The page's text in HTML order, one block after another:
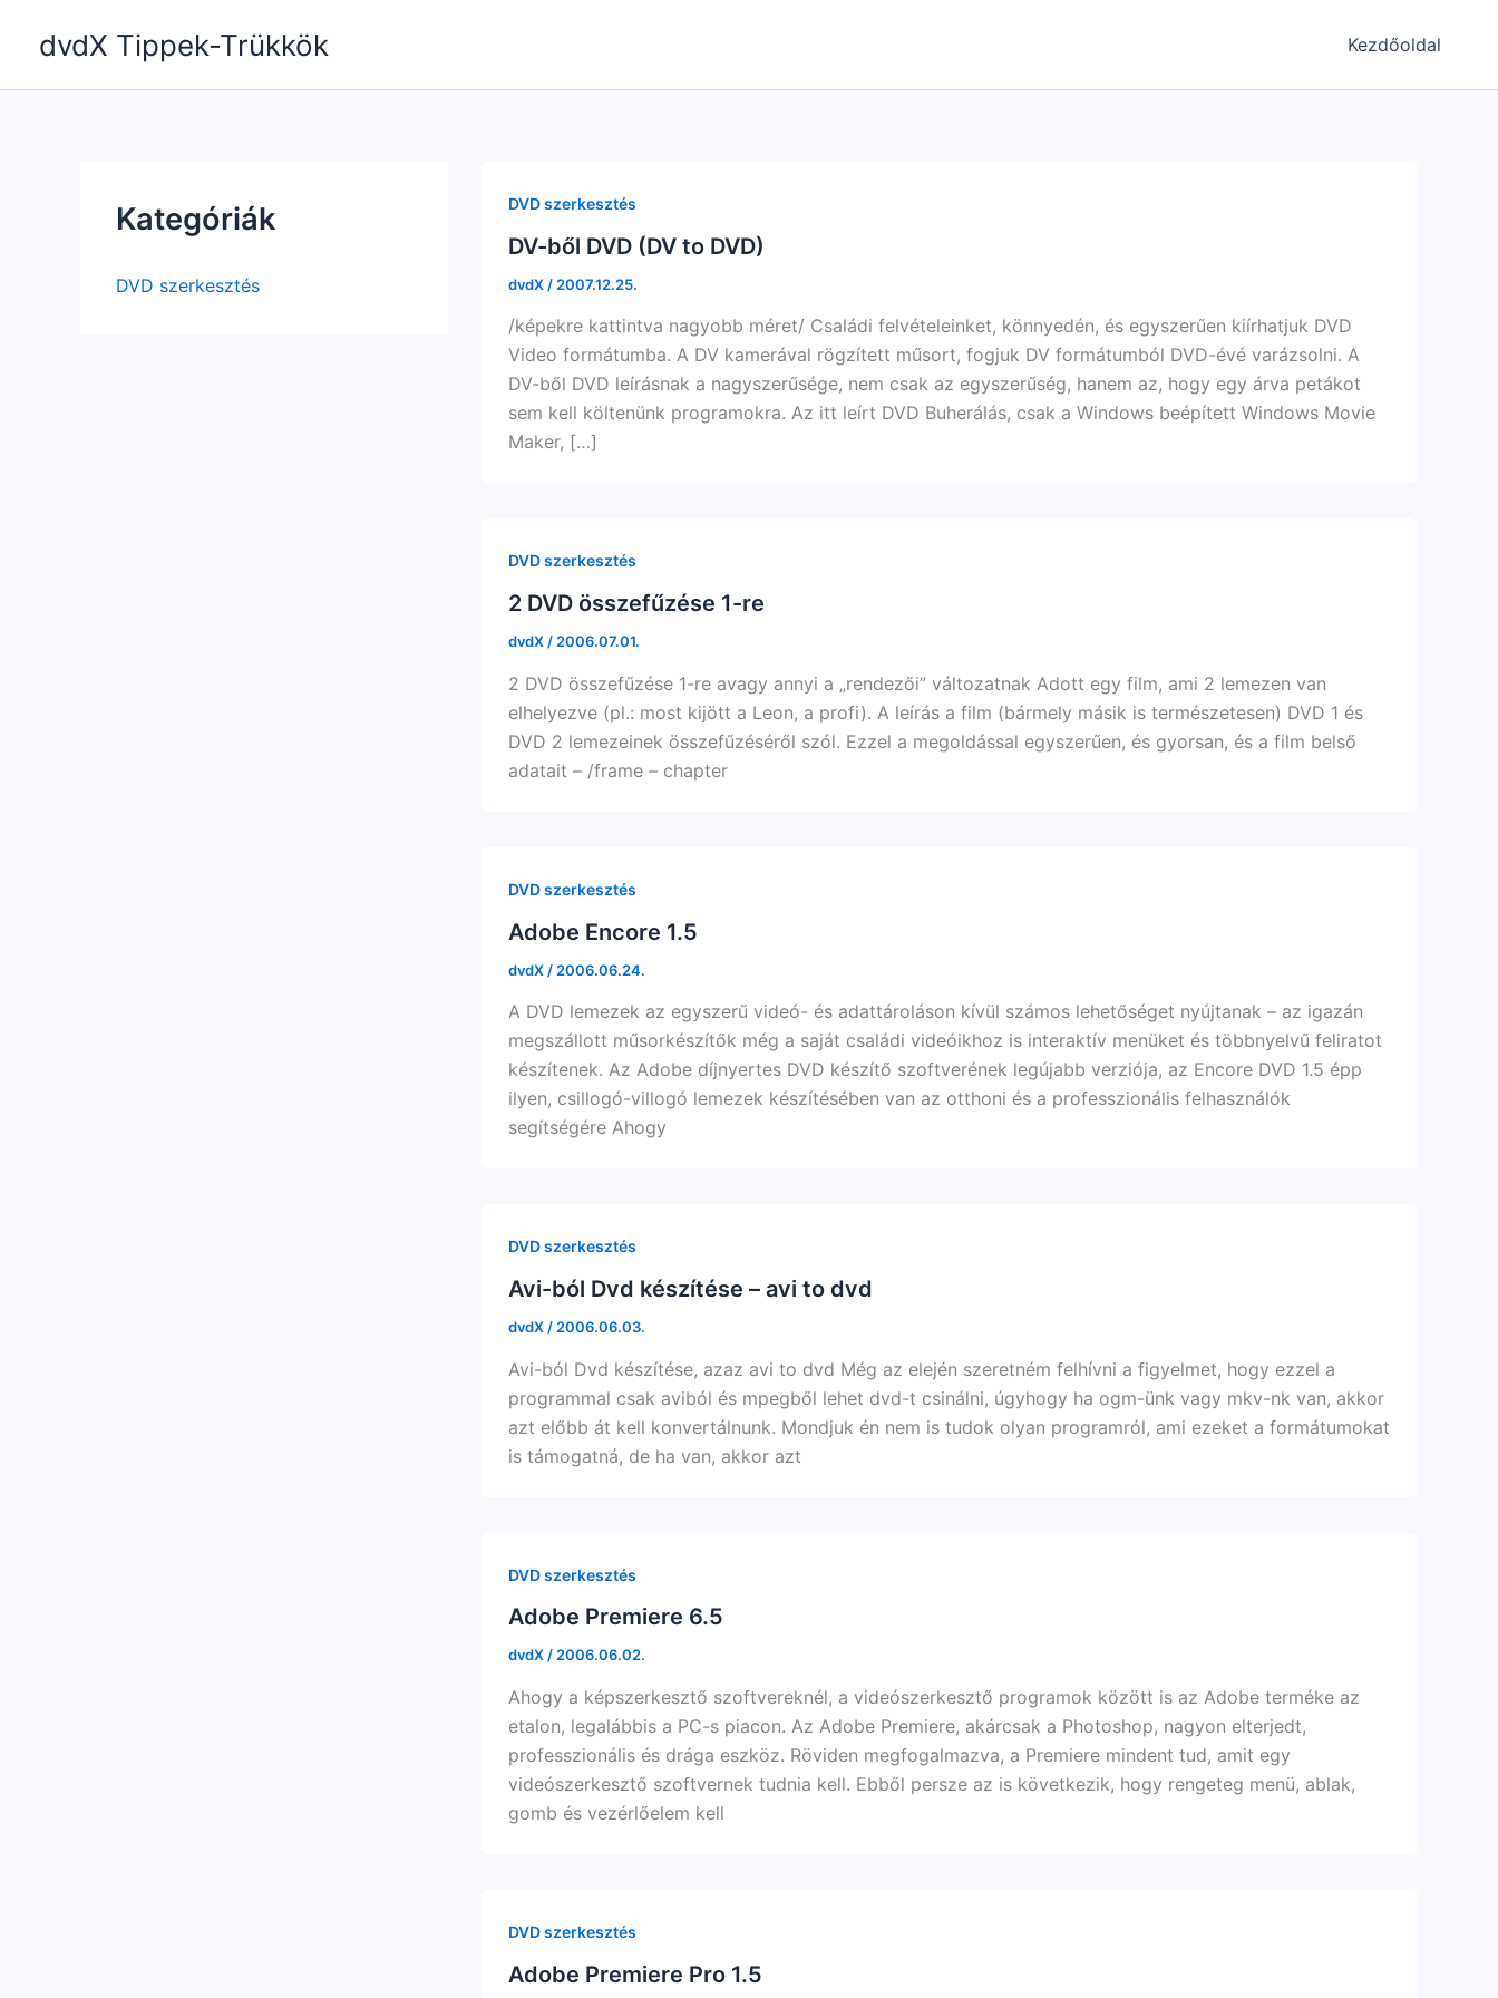
dvdX Tippek-Trükkök Kezdőoldal
Kategóriák
DVD szerkesztés
DVD szerkesztés
DV-ből DVD (DV to DVD)
dvdX / 2007.12.25.
/képekre kattintva nagyobb méret/ Családi felvételeinket, könnyedén, és egyszerűen kiírhatjuk DVD
Video formátumba. A DV kamerával rögzített műsort, fogjuk DV formátumból DVD-évé varázsolni. A
DV-ből DVD leírásnak a nagyszerűsége, nem csak az egyszerűség, hanem az, hogy egy árva petákot
sem kell költenünk programokra. Az itt leírt DVD Buherálás, csak a Windows beépített Windows Movie
Maker, […]
DVD szerkesztés
2 DVD összefűzése 1-re
dvdX / 2006.07.01.
2 DVD összefűzése 1-re avagy annyi a „rendezői” változatnak Adott egy film, ami 2 lemezen van
elhelyezve (pl.: most kijött a Leon, a profi). A leírás a film (bármely másik is természetesen) DVD 1 és
DVD 2 lemezeinek összefűzéséről szól. Ezzel a megoldással egyszerűen, és gyorsan, és a film belső
adatait – /frame – chapter
DVD szerkesztés
Adobe Encore 1.5
dvdX / 2006.06.24.
A DVD lemezek az egyszerű videó- és adattároláson kívül számos lehetőséget nyújtanak – az igazán
megszállott műsorkészítők még a saját családi videóikhoz is interaktív menüket és többnyelvű feliratot
készítenek. Az Adobe díjnyertes DVD készítő szoftverének legújabb verziója, az Encore DVD 1.5 épp
ilyen, csillogó-villogó lemezek készítésében van az otthoni és a professzionális felhasználók
segítségére Ahogy
DVD szerkesztés
Avi-ból Dvd készítése – avi to dvd
dvdX / 2006.06.03.
Avi-ból Dvd készítése, azaz avi to dvd Még az elején szeretném felhívni a figyelmet, hogy ezzel a
programmal csak aviból és mpegből lehet dvd-t csinálni, úgyhogy ha ogm-ünk vagy mkv-nk van, akkor
azt előbb át kell konvertálnunk. Mondjuk én nem is tudok olyan programról, ami ezeket a formátumokat
is támogatná, de ha van, akkor azt
DVD szerkesztés
Adobe Premiere 6.5
dvdX/2006.06.02.
Ahogy a képszerkesztő szoftvereknél, a videószerkesztő programok között is az Adobe terméke az
etalon, legalábbis a PC-s piacon. Az Adobe Premiere, akárcsak a Photoshop, nagyon elterjedt,
professzionális és drága eszköz. Röviden megfogalmazva, a Premiere mindent tud, amit egy
videószerkesztő szoftvernek tudnia kell. Ebből persze az is következik, hogy rengeteg menü, ablak,
gomb és vezérlőelem kell
DVD szerkesztés
Adobe Premiere Pro 1.5